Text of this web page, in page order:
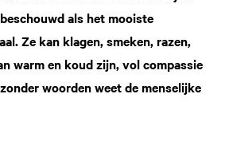
als het mooiste
Ze kan klagen, smeken, razen,
warm en koud zijn, vol compassie
woorden weet de menselijke